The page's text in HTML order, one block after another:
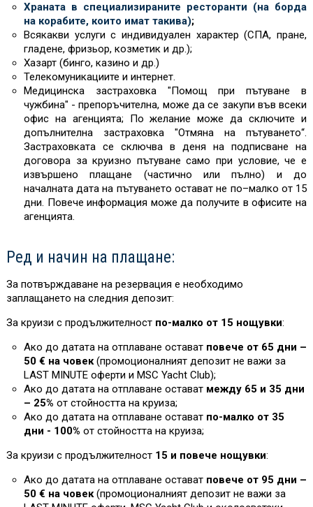
Храната в специализираните ресторанти (на борда
на корабите, които имат такива);
Всякакви услуги с индивидуален характер (СПА, пране,
гладене, фризьор, козметик и др.);
Хазарт (бинго, казино и др.)
Телекомуникациите и интернет.
Медицинска застраховка "Помощ при пътуване в
чужбина" - препоръчителна, може да се закупи във всеки
офис на агенцията; По желание може да сключите и
допълнителна застраховка "Отмяна на пътуването“.
Застраховката се сключва в деня на подписване на
договора за круизно пътуване само при условие, че е
извършено плащане (частично или пълно) и до
началната дата на пътуването остават не по–малко от 15
дни. Повече информация може да получите в офисите на
агенцията.
Ред и начин на плащане:
За потвърждаване на резервация е необходимо
заплащането на следния депозит:
За круизи с продължителност по-малко от 15 нощувки:
Ако до датата на отплаване остават повече от 65 дни –
50 € на човек(промоционалният депозит не важи за
LAST MINUTE оферти и MSC Yacht Club);
Ако до датата на отплаване остават между 65 и 35 дни
– 25% от стойността на круиза;
Ако до датата на отплаване остават по-малко от 35
дни - 100% от стойността на круиза;
За круизи с продължителност 15 и повече нощувки:
Ако до датата на отплаване остават повече от 95 дни –
50 € на човек(промоционалният депозит не важи за